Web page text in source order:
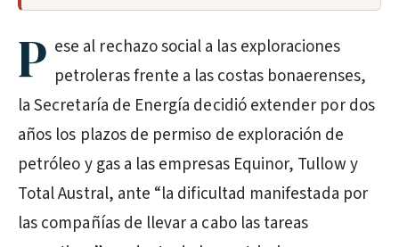
P ese al rechazo social a las exploraciones
petroleras frente a las costas bonaerenses,
la Secretaría de Energía decidió extender por dos
años los plazos de permiso de exploración de
petróleo y gas a las empresas Equinor, Tullow y
Total Austral, ante “la dificultad manifestada por
las compañías de llevar a cabo las tareas